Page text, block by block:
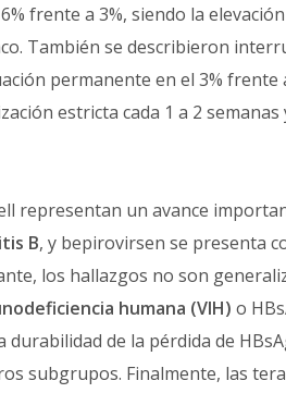
frente a 3%, siendo la
También se describieron
permanente en el 3% frente
estricta cada 1 a 2
representan un avance
B, y bepirovirsen se presenta
los hallazgos no son
humana (VIH) o
durabilidad de la pérdida de
subgrupos. Finalmente, las